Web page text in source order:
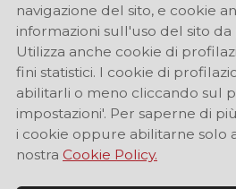
navigazione del sito, e cookie
informazioni sull'uso del sito
Utilizza anche cookie di
fini statistici. I cookie di
abilitarli o meno cliccando sul
impostazioni'. Per saperne di
i cookie oppure abilitarne solo
nostra Cookie Policy.